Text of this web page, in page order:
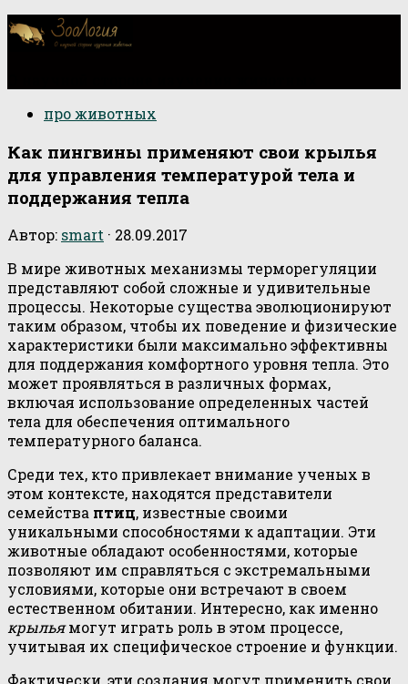
про животных
Как пингвины применяют свои крылья
для управления температурой тела и
поддержания тепла
Автор: smart · 28.09.2017
В мире животных механизмы терморегуляции
представляют собой сложные и удивительные
процессы. Некоторые существа эволюционируют
таким образом, чтобы их поведение и физические
характеристики были максимально эффективны
для поддержания комфортного уровня тепла. Это
может проявляться в различных формах,
включая использование определенных частей
тела для обеспечения оптимального
температурного баланса.
Среди тех, кто привлекает внимание ученых в
этом контексте, находятся представители
семейства птиц, известные своими
уникальными способностями к адаптации. Эти
животные обладают особенностями, которые
позволяют им справляться с экстремальными
условиями, которые они встречают в своем
естественном обитании. Интересно, как именно
крыльямогут играть роль в этом процессе,
учитывая их специфическое строение и функции.